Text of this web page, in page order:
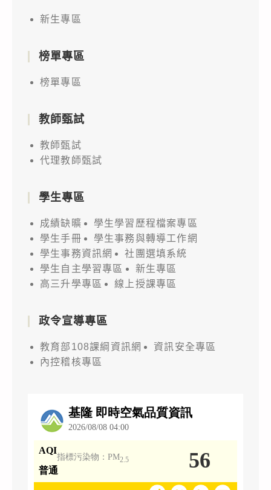
新生專區
榜單專區
榜單專區
教師甄試
教師甄試
代理教師甄試
學生專區
成績缺曠
學生學習歷程檔案專區
學生手冊
學生事務與轉導工作網
學生事務資訊網
社團選填系統
學生自主學習專區
新生專區
高三升學專區
線上授課專區
政令宣導專區
教育部108課綱資訊網
資訊安全專區
內控稽核專區